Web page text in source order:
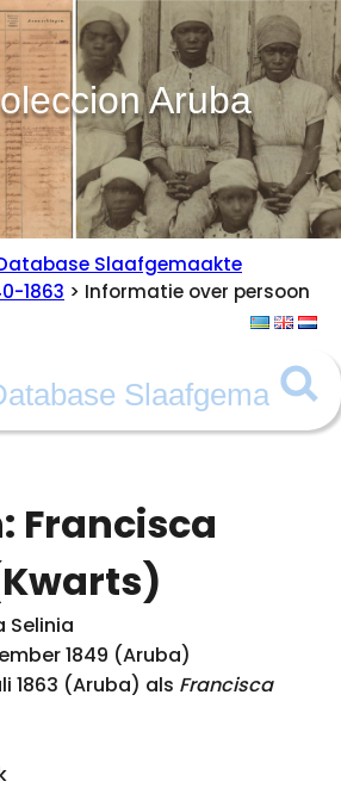
Aruba
Slaafgemaakte
1863 > Informatie over persoon
Francisca
Selinia
1849 (Aruba)
1863 (Aruba) als Francisca